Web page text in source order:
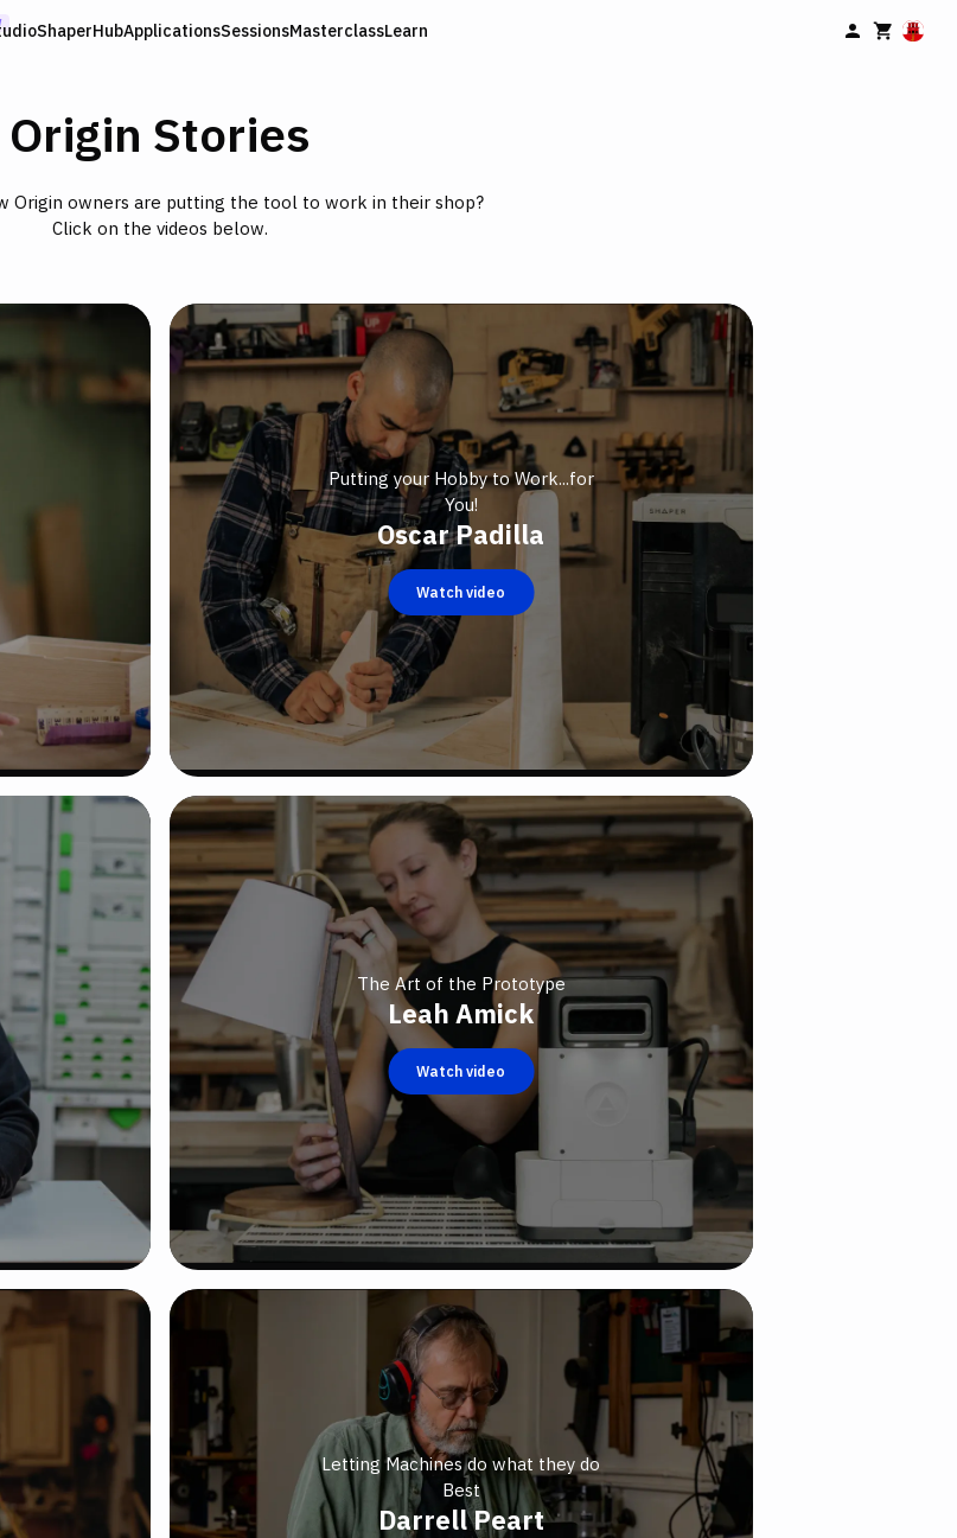
ShaperHubApplicationsSessionsMasterclassLearn
Origin Stories
Origin owners are putting the tool to work in their shop?
Click on the videos below.
Putting your Hobby to Work...for
You!
Oscar Padilla
Watch video
The Art of the Prototype
Leah Amick
Watch video
Letting Machines do what they do
Best
Darrell Peart